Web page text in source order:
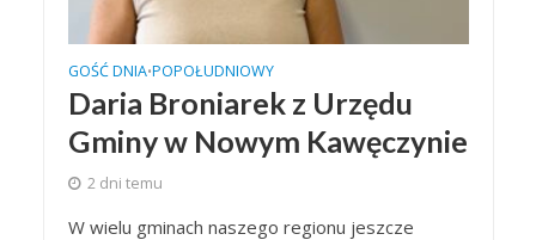
GOŚĆ DNIA•POPOŁUDNIOWY
Daria Broniarek z Urzędu
Gminy w Nowym Kawęczynie
2 dni temu
W wielu gminach naszego regionu jeszcze